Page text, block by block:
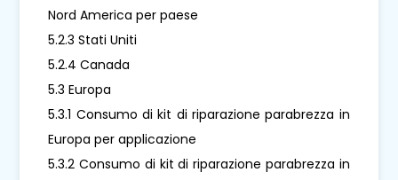
Nord America per paese
5.2.3 Stati Uniti
5.2.4 Canada
5.3 Europa
5.3.1 Consumo di kit di riparazione parabrezza in
Europa per applicazione
5.3.2 Consumo di kit di riparazione parabrezza in